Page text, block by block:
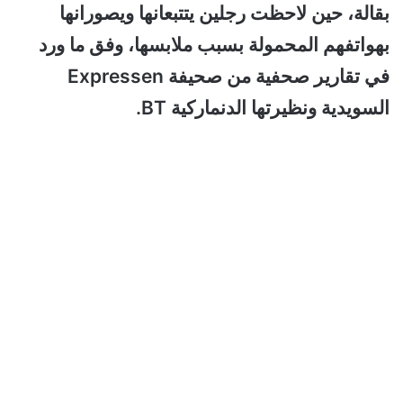
بقالة، حين لاحظت رجلين يتتبعانها ويصورانها
بهواتفهم المحمولة بسبب ملابسها، وفق ما ورد
في تقارير صحفية من صحيفة Expressen
السويدية ونظيرتها الدنماركية BT.